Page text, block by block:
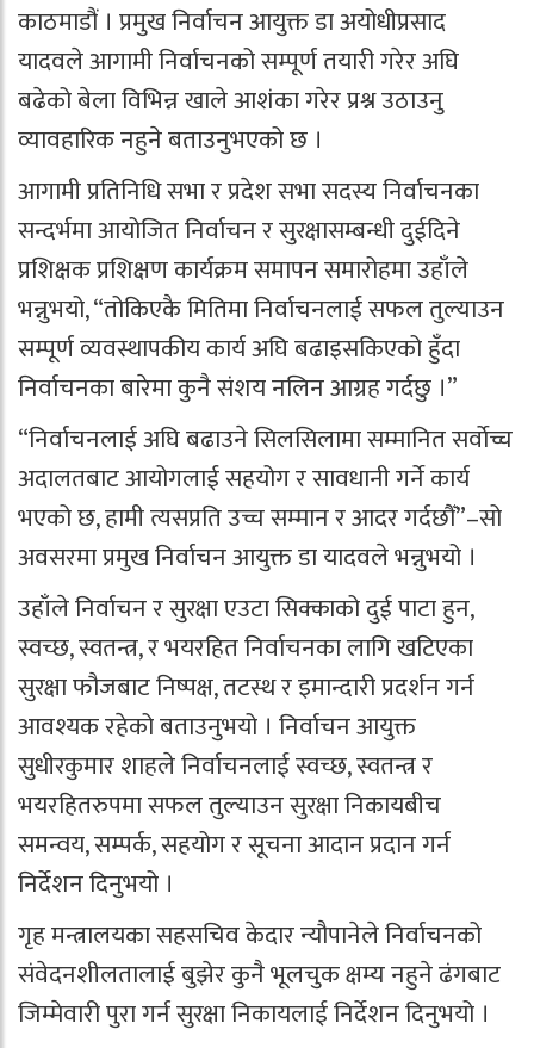
काठमाडौं । प्रमुख निर्वाचन आयुक्त डा अयोधीप्रसाद
यादवले आगामी निर्वाचनको सम्पूर्ण तयारी गरेर अघि
बढेको बेला विभिन्न खाले आशंका गरेर प्रश्न उठाउनु
व्यावहारिक नहुने बताउनुभएको छ ।
आगामी प्रतिनिधि सभा र प्रदेश सभा सदस्य निर्वाचनका
सन्दर्भमा आयोजित निर्वाचन र सुरक्षासम्बन्धी दुईदिने
प्रशिक्षक प्रशिक्षण कार्यक्रम समापन समारोहमा उहाँले
भन्नुभयो, “तोकिएकै मितिमा निर्वाचनलाई सफल तुल्याउन
सम्पूर्ण व्यवस्थापकीय कार्य अघि बढाइसकिएको हुँदा
निर्वाचनका बारेमा कुनै संशय नलिन आग्रह गर्दछु ।”
“निर्वाचनलाई अघि बढाउने सिलसिलामा सम्मानित सर्वाेच्च
अदालतबाट आयोगलाई सहयोग र सावधानी गर्ने कार्य
भएको छ, हामी त्यसप्रति उच्च सम्मान र आदर गर्दछौँ”–सो
अवसरमा प्रमुख निर्वाचन आयुक्त डा यादवले भन्नुभयो ।
उहाँले निर्वाचन र सुरक्षा एउटा सिक्काको दुई पाटा हुन,
स्वच्छ, स्वतन्त्र, र भयरहित निर्वाचनका लागि खटिएका
सुरक्षा फौजबाट निष्पक्ष, तटस्थ र इमान्दारी प्रदर्शन गर्न
आवश्यक रहेको बताउनुभयो । निर्वाचन आयुक्त
सुधीरकुमार शाहले निर्वाचनलाई स्वच्छ, स्वतन्त्र र
भयरहितरुपमा सफल तुल्याउन सुरक्षा निकायबीच
समन्वय, सम्पर्क, सहयोग र सूचना आदान प्रदान गर्न
निर्देशन दिनुभयो ।
गृह मन्त्रालयका सहसचिव केदार न्यौपानेले निर्वाचनको
संवेदनशीलतालाई बुझेर कुनै भूलचुक क्षम्य नहुने ढंगबाट
जिम्मेवारी पुरा गर्न सुरक्षा निकायलाई निर्देशन दिनुभयो ।